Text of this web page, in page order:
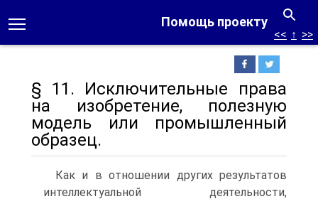
Помощь проекту
<< ↑ >>
§ 11. Исключительные права
на изобретение, полезную
модель или промышленный
образец.
Как и в отношении других результатов
интеллектуальной деятельности,